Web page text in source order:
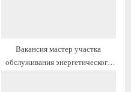
Вакансия мастер участка
обслуживания энергетического